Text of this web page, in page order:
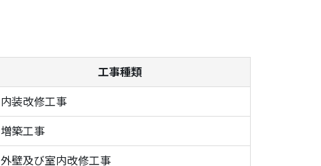
工事種類
内装改修工事
増築工事
外壁及び室内改修工事